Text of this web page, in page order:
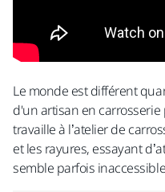
Le monde est différent
d'un artisan en
travaille à l’atelier de
et les rayures, essayant
semble parfois